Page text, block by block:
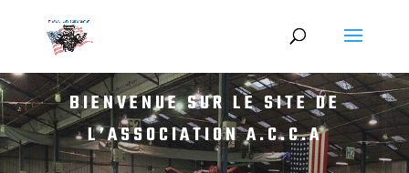
BIENVENUE SUR LE SITE DE
L’ASSOCIATION A.C.C.A